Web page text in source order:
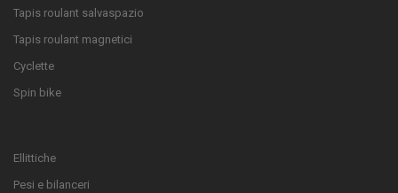
Tapis roulant salvaspazio
Tapis roulant magnetici
Cyclette
Spin bike
Ellittiche
Pesi e bilanceri